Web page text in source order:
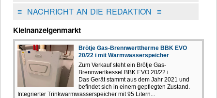
≡NACHRICHT AN DIE REDAKTION ≡
Kleinanzeigenmarkt
Brötje Gas-Brennwerttherme BBK EVO
20/22 i mit Warmwasserspeicher
Zum Verkauf steht ein Brötje Gas-
Brennwertkessel BBK EVO 20/22 i.
Das Gerät stammt aus dem Jahr 2021 und
befindet sich in einem gepflegten Zustand.
Integrierter Trinkwarmwasserspeicher mit 95 Litern...